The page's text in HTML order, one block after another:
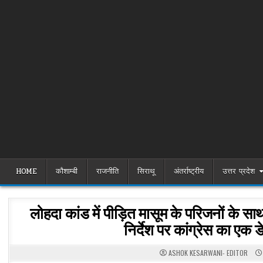
HOME कौशाम्बी राजनीति सिराथू अंतर्राष्ट्रीय उत्तर प्रदेश
लोहदा कांड में पीड़ित मासूम के परिजनों के
निर्देश पर कांग्रेस का एक
ASHOK KESARWANI- EDITOR